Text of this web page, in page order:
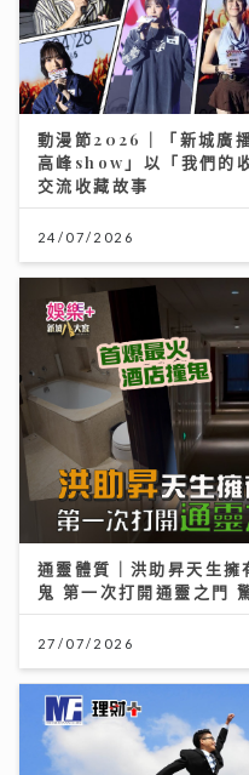
動漫節2026｜「新城廣
高峰show」以「我們的
交流收藏故事
24/07/2026
通靈體質｜洪助昇天生
鬼 第一次打開通靈之門
27/07/2026